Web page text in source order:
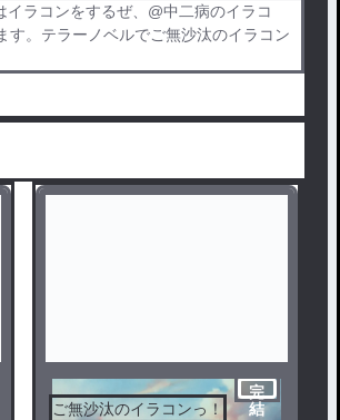
ラコンをするぜ、@中二病のイラコ
す。テラーノベルでご無沙汰のイラコン
完
結
ご無沙汰のイラコンっ！